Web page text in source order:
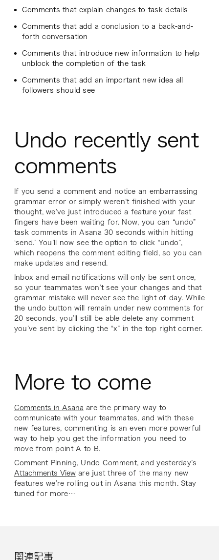
Comments that explain changes to task details
Comments that add a conclusion to a back-and-
forth conversation
Comments that introduce new information to help
unblock the completion of the task
Comments that add an important new idea all
followers should see
Undo recently sent
comments
If you send a comment and notice an embarrassing
grammar error or simply weren’t finished with your
thought, we’ve just introduced a feature your fast
fingers have been waiting for. Now, you can “undo”
task comments in Asana 30 seconds within hitting
‘send.’ You’ll now see the option to click “undo”,
which reopens the comment editing field, so you can
make updates and resend.
Inbox and email notifications will only be sent once,
so your teammates won’t see your changes and that
grammar mistake will never see the light of day. While
the undo button will remain under new comments for
20 seconds, you’ll still be able delete any comment
you’ve sent by clicking the “x” in the top right corner.
More to come
Comments in Asana are the primary way to
communicate with your teammates, and with these
new features, commenting is an even more powerful
way to help you get the information you need to
move from point A to B.
Comment Pinning, Undo Comment, and yesterday’s
Attachments Vieware just three of the many new
features we’re rolling out in Asana this month. Stay
tuned for more…
関連記事